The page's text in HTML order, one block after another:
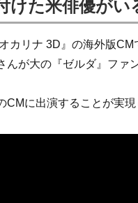
けた米俳優がい
カリナ 3D』の海外版CM
んが大の『ゼルダ』ファ
に出演することが実現